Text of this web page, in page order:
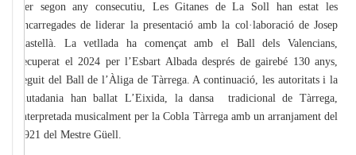
Per segon any consecutiu, Les Gitanes de La Soll han estat les
encarregades de liderar la presentació amb la col·laboració de Josep
Castellà. La vetllada ha començat amb el Ball dels Valencians,
recuperat el 2024 per l’Esbart Albada després de gairebé 130 anys,
seguit del Ball de l’Àliga de Tàrrega. A continuació, les autoritats i la
ciutadania han ballat L’Eixida, la dansa tradicional de Tàrrega,
interpretada musicalment per la Cobla Tàrrega amb un arranjament del
1921 del Mestre Güell.